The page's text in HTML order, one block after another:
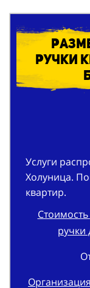
ручки
Услуги
Холуница.
квартир.
ручки